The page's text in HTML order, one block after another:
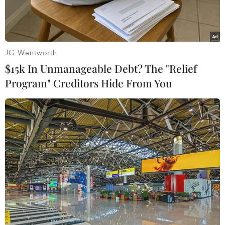
Tháng Hai, khối lượng giao dịch đạt 1,6 triệu hợp đồng và giảm
42,84%. (Ảnh: PV/Vietnam+)
Trong tháng Hai, mã VN30F1902 đáo hạn (vào
ngày 21). Theo đó, Sở giao dịch Chứng khoán Hà
Nội (HNX) đã niêm yết bổ sung mã sản phẩm
thay thế là VN30F1904. Hiện, thị trường có các
JG Wentworth
$15k In Unmanageable Debt? The "Relief
Program" Creditors Hide From You